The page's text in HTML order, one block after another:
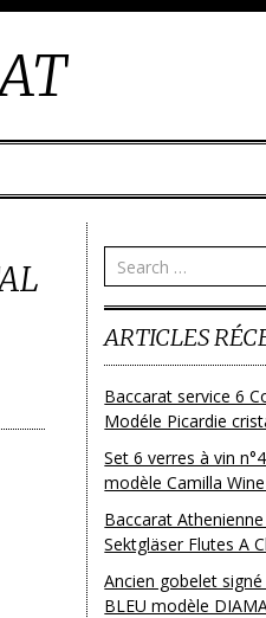
ARTICLES
Baccarat service 6
Modéle Picardie
Set 6 verres à vin
modèle Camilla
Baccarat
Sektgläser Flutes A
Ancien gobelet
BLEU modèle